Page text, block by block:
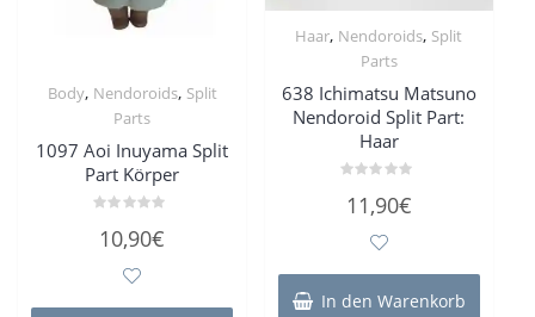
Body, Nendoroids, Split
Parts
1097 Aoi Inuyama Split
Part Körper
mit
10,90€
Haar, Nendoroids, Split
Parts
638 Ichimatsu Matsuno
Nendoroid Split Part:
Haar
mit
11,90€
In den Warenkorb